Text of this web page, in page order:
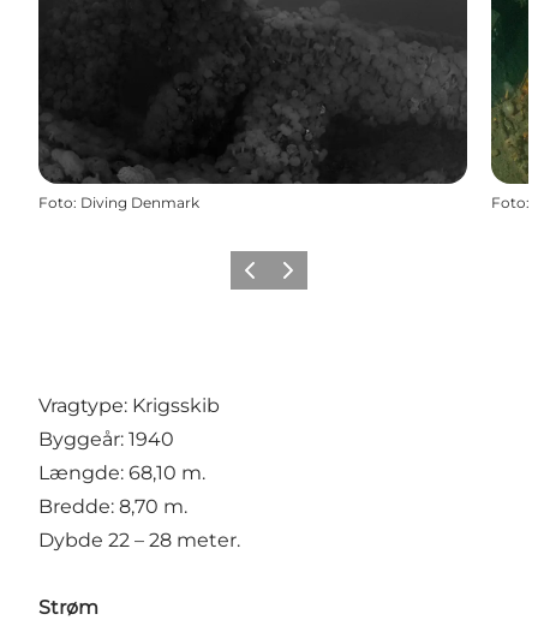
Foto: Diving Denmark Foto:
ForrigeNæste
Vragtype: Krigsskib
Byggeår: 1940
Længde: 68,10 m.
Bredde: 8,70 m.
Dybde 22 – 28 meter.
Strøm